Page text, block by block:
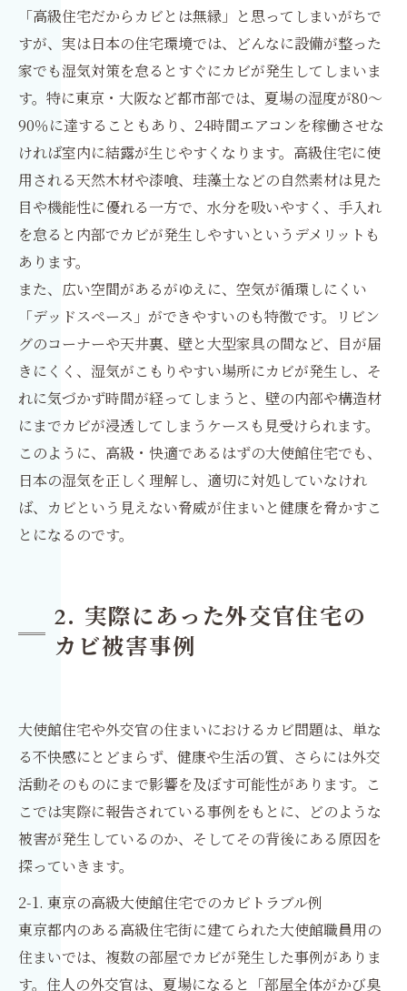
「高級住宅だからカビとは無縁」と思ってしまいがちで
すが、実は日本の住宅環境では、どんなに設備が整った
家でも湿気対策を怠るとすぐにカビが発生してしまいま
す。特に東京・大阪など都市部では、夏場の湿度が80〜
90％に達することもあり、24時間エアコンを稼働させな
ければ室内に結露が生じやすくなります。高級住宅に使
用される天然木材や漆喰、珪藻土などの自然素材は見た
目や機能性に優れる一方で、水分を吸いやすく、手入れ
を怠ると内部でカビが発生しやすいというデメリットも
あります。
また、広い空間があるがゆえに、空気が循環しにくい
「デッドスペース」ができやすいのも特徴です。リビン
グのコーナーや天井裏、壁と大型家具の間など、目が届
きにくく、湿気がこもりやすい場所にカビが発生し、そ
れに気づかず時間が経ってしまうと、壁の内部や構造材
にまでカビが浸透してしまうケースも見受けられます。
このように、高級・快適であるはずの大使館住宅でも、
日本の湿気を正しく理解し、適切に対処していなけれ
ば、カビという見えない脅威が住まいと健康を脅かすこ
とになるのです。
2. 実際にあった外交官住宅の
カビ被害事例
大使館住宅や外交官の住まいにおけるカビ問題は、単な
る不快感にとどまらず、健康や生活の質、さらには外交
活動そのものにまで影響を及ぼす可能性があります。こ
こでは実際に報告されている事例をもとに、どのような
被害が発生しているのか、そしてその背後にある原因を
探っていきます。
2-1. 東京の高級大使館住宅でのカビトラブル例
東京都内のある高級住宅街に建てられた大使館職員用の
住まいでは、複数の部屋でカビが発生した事例がありま
す。住人の外交官は、夏場になると「部屋全体がかび臭